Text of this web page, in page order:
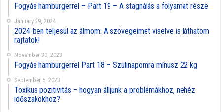
Fogyás hamburgerrel – Part 19 – A stagnálás a folyamat része
January 29, 2024
2024-ben teljesül az álmom: A szövegeimet viselve is láthatom
rajtatok!
November 30, 2023
Fogyás hamburgerrel Part 18 – Szülinapomra mínusz 22 kg
September 5, 2023
Toxikus pozitivitás – hogyan álljunk a problémákhoz, nehéz
időszakokhoz?